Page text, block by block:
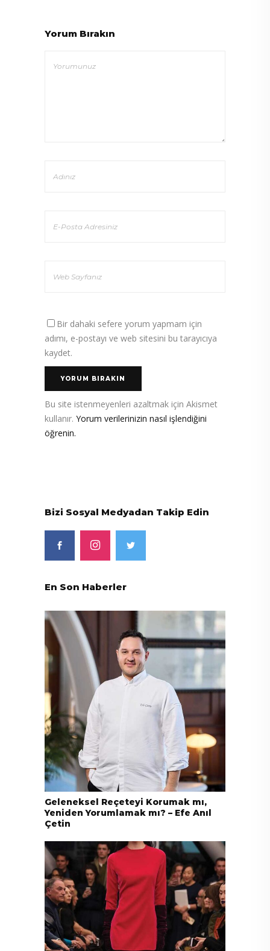
Yorum Bırakın
Bir dahaki sefere yorum yapmam için
adımı, e-postayı ve web sitesini bu tarayıcıya
kaydet.
Bu site istenmeyenleri azaltmak için Akismet
kullanır. Yorum verilerinizin nasıl işlendiğini
öğrenin.
Bizi Sosyal Medyadan Takip Edin
En Son Haberler
Geleneksel Reçeteyi Korumak mı,
Yeniden Yorumlamak mı? – Efe Anıl
Çetin